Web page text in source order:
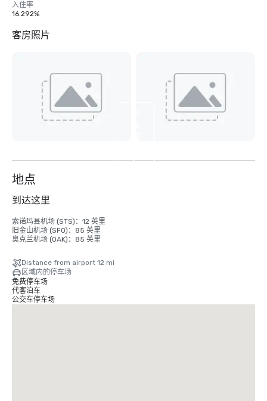
入住率
16.292%
客房照片
9
地点
到达这里
索诺玛县机场 (STS)：12 英里
旧金山机场 (SFO)：85 英里
奥克兰机场 (OAK)：85 英里
Distance from airport 12 mi
区域内的停车场
免费停车场
代客泊车
公交车停车场